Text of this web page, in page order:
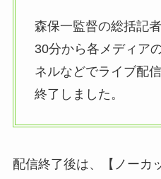
森保一監督の総括記
30分から各メディア
ネルなどでライブ配
終了しました。
配信終了後は、【ノーカ